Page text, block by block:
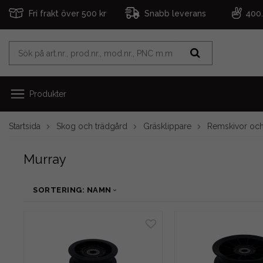
Fri frakt över 500 kr Snabb leverans
Produkter
Startsida Skog och trädgård Gräsklippare Remskivor
Murray
SORTERING: NAMN